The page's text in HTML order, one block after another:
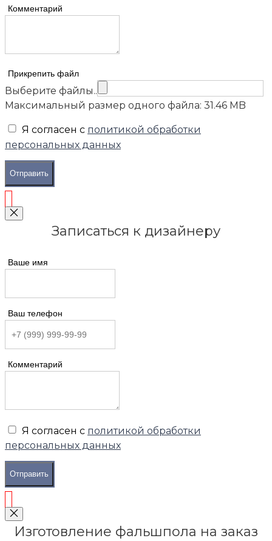
Комментарий
Прикрепить файл
Выберите файлы..
Максимальный размер одного файла: 31.46 MB
Я согласен с политикой обработки
персональных данных
Отправить
Записаться к дизайнеру
Ваше имя
Ваш телефон
Комментарий
Я согласен с политикой обработки
персональных данных
Отправить
Изготовление фальшпола на заказ